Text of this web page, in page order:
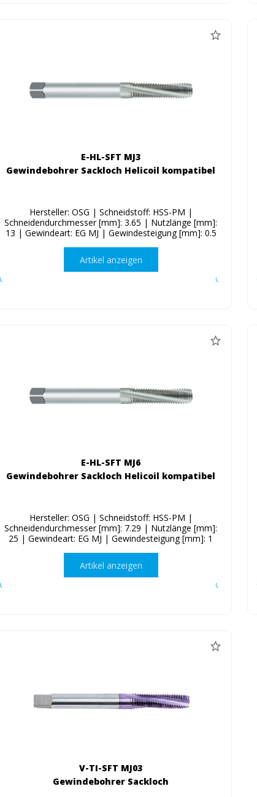
E-HL-SFT MJ3
Gewindebohrer Sackloch Helicoil kompatibel
Hersteller: OSG | Schneidstoff: HSS-PM |
Schneidendurchmesser [mm]: 3.65 | Nutzlänge [mm]:
13 | Gewindeart: EG MJ | Gewindesteigung [mm]: 0.5
Artikel anzeigen
E-HL-SFT MJ6
Gewindebohrer Sackloch Helicoil kompatibel
Hersteller: OSG | Schneidstoff: HSS-PM |
Schneidendurchmesser [mm]: 7.29 | Nutzlänge [mm]:
25 | Gewindeart: EG MJ | Gewindesteigung [mm]: 1
Artikel anzeigen
V-TI-SFT MJ03
Gewindebohrer Sackloch